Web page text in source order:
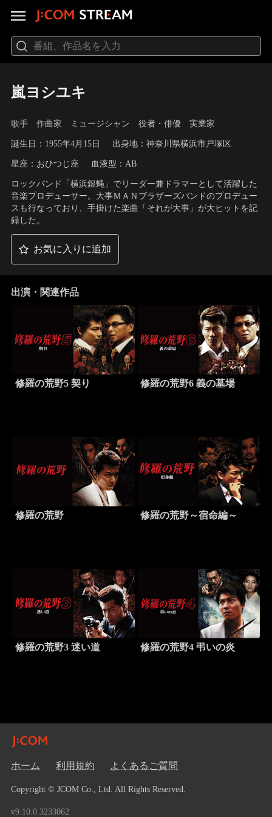
嵐ヨシユキ
歌手 作曲家 ミュージシャン 役者・俳優 実業家
誕生日：1955年4月15日 出身地：神奈川県横浜市戸塚区
星座：おひつじ座 血液型：AB
ロックバンド「横浜銀蝿」でリーダー兼ドラマーとして活躍した
音楽プロデューサー。大事ＭＡＮブラザーズバンドのプロデュー
スも行なっており、手掛けた楽曲「それが大事」が大ヒットを記
録した。
お気に入りに追加
出演・関連作品
修羅の荒野5 契り 修羅の荒野6 義の墓場
修羅の荒野 修羅の荒野～宿命編～
修羅の荒野3 迷い道 修羅の荒野4 弔いの炎
ホーム 利用規約 よくあるご質問
Copyright © JCOM Co., Ltd. All Rights Reserved.
v9.10.0.3233062